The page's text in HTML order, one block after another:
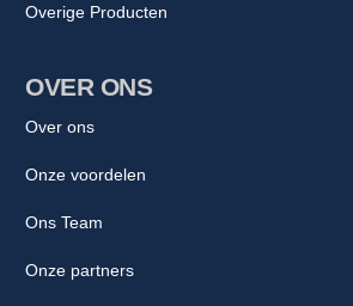
Overige Producten
OVER ONS
Over ons
Onze voordelen
Ons Team
Onze partners